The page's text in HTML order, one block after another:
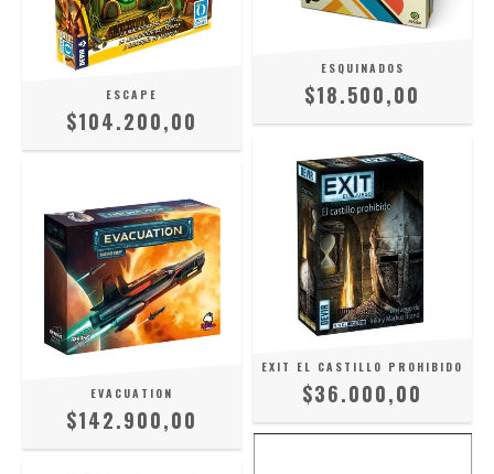
ESCAPE
$104.200,00
ESQUINADOS
$18.500,00
EVACUATION
$142.900,00
EXIT EL CASTILLO PROHIBIDO
$36.000,00